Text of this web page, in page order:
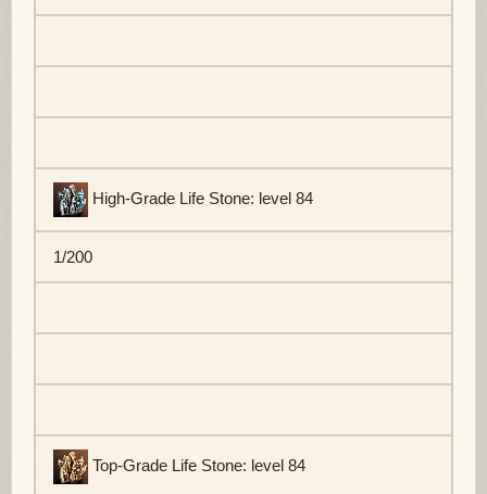
High-Grade Life Stone: level 84
1/200
Top-Grade Life Stone: level 84